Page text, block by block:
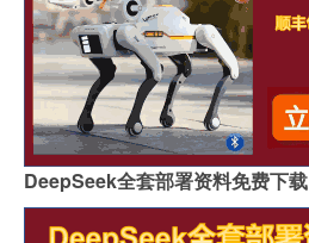
DeepSeek全套部署资料免费下载